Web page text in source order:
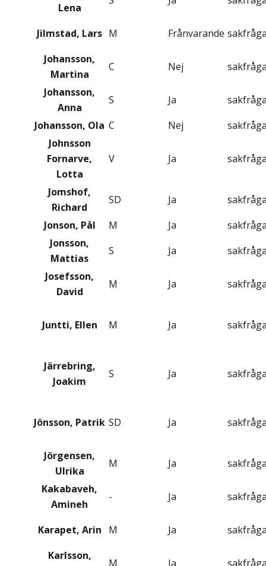
Lena
Jilmstad, Lars M Frånvarande
Johansson,
Martina
C Nej
Johansson,
Anna
S Ja
Johansson, Ola C Nej
Johnsson
Fornarve,
Lotta
V Ja
Jomshof,
Richard
SD Ja
Jonson, Pål
M Ja
Jonsson,
Mattias
S Ja
Josefsson,
David
M Ja
Juntti, Ellen M Ja
Järrebring,
Joakim
S Ja
Jönsson, Patrik SD Ja
Jörgensen,
Ulrika
M Ja
Kakabaveh,
Amineh
- Ja
Karapet, Arin M Ja
Karlsson,
M Ja